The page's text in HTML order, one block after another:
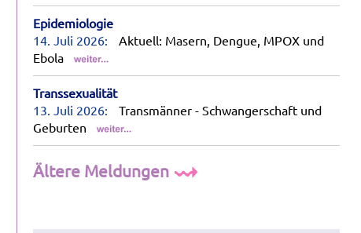
Epidemiologie
14. Juli 2026:
Aktuell: Masern, Dengue, MPOX und
Ebola
Transsexualität
13. Juli 2026:
Transmänner - Schwangerschaft und
Geburten
Ältere Meldungen